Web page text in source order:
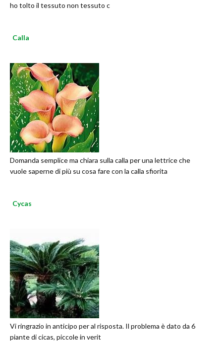
ho tolto il tessuto non tessuto c
Calla
Domanda semplice ma chiara sulla calla per una lettrice che
vuole saperne di più su cosa fare con la calla sfiorita
Cycas
Vi ringrazio in anticipo per al risposta. Il problema è dato da 6
piante di cicas, piccole in verit